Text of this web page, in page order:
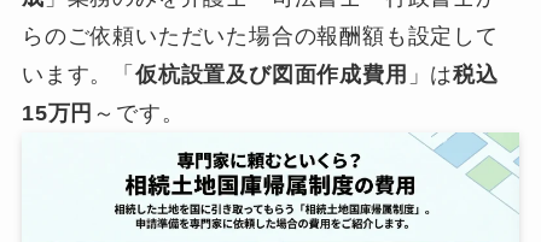
らのご依頼いただいた場合の報酬額も設定して
います。「 仮杭設置及び図面作成費用 」は税込
15万円 ～です。